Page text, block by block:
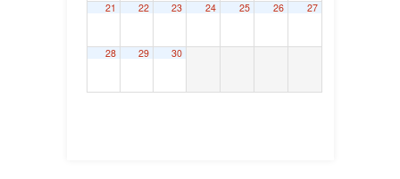
21 22 23 24 25 26 27
28 29 30